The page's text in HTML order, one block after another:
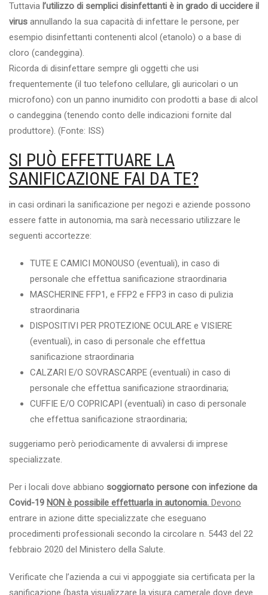
Tuttavia l’utilizzo di semplici disinfettanti è in grado di uccidere il
virus annullando la sua capacità di infettare le persone, per
esempio disinfettanti contenenti alcol (etanolo) o a base di
cloro (candeggina).
Ricorda di disinfettare sempre gli oggetti che usi
frequentemente (il tuo telefono cellulare, gli auricolari o un
microfono) con un panno inumidito con prodotti a base di alcol
o candeggina (tenendo conto delle indicazioni fornite dal
produttore). (Fonte: ISS)
SI PUÒ EFFETTUARE LA
SANIFICAZIONE FAI DA TE?
in casi ordinari la sanificazione per negozi e aziende possono
essere fatte in autonomia, ma sarà necessario utilizzare le
seguenti accortezze:
TUTE E CAMICI MONOUSO (eventuali), in caso di
personale che effettua sanificazione straordinaria
MASCHERINE FFP1, e FFP2 e FFP3 in caso di pulizia
straordinaria
DISPOSITIVI PER PROTEZIONE OCULARE e VISIERE
(eventuali), in caso di personale che effettua
sanificazione straordinaria
CALZARI E/O SOVRASCARPE (eventuali) in caso di
personale che effettua sanificazione straordinaria;
CUFFIE E/O COPRICAPI (eventuali) in caso di personale
che effettua sanificazione straordinaria;
suggeriamo però periodicamente di avvalersi di imprese
specializzate.
Per i locali dove abbiano soggiornato persone con infezione da
Covid-19 NON è possibile effettuarla in autonomia. Devono
entrare in azione ditte specializzate che eseguano
procedimenti professionali secondo la circolare n. 5443 del 22
febbraio 2020 del Ministero della Salute.
Verificate che l’azienda a cui vi appoggiate sia certificata per la
sanificazione (basta visualizzare la visura camerale dove deve